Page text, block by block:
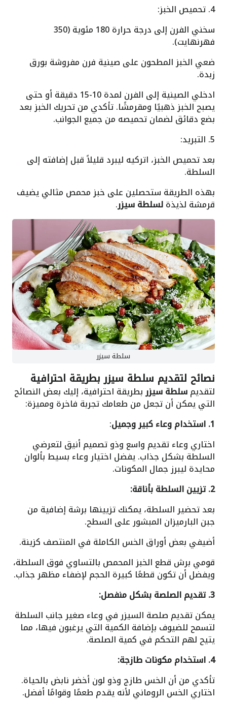
4. تحميص الخبز:
سخني الفرن إلى درجة حرارة 180 مئوية (350
فهرنهايت).
ضعي الخبز المطحون على صينية فرن مفروشة بورق
زبدة.
ادخلي الصينية إلى الفرن لمدة 10-15 دقيقة أو حتى
يصبح الخبز ذهبيًا ومقرمشًا. تأكدي من تحريك الخبز بعد
بضع دقائق لضمان تحميصه من جميع الجوانب.
5. التبريد:
بعد تحميص الخبز، اتركيه ليبرد قليلاً قبل إضافته إلى
السلطة.
بهذه الطريقة ستحصلين على خبز محمص مثالي يضيف
قرمشة لذيذةلسلطة سيزر.
سلطة سيزر
نصائح لتقديم سلطة سيزر بطريقة احترافية
لتقديمسلطة سيزربطريقة احترافية، إليك بعض النصائح
التي يمكن أن تجعل من طعامك تجربة فاخرة ومميزة:
1. استخدام وعاء كبير وجميل
:
اختاري وعاء تقديم واسع وذو تصميم أنيق لتعرضي
السلطة بشكل جذاب. يفضل اختيار وعاء بسيط بألوان
محايدة ليبرز جمال المكونات.
2. تزيين السلطة بأناقة:
بعد تحضير السلطة، يمكنك تزيينها برشة إضافية من
جبن البارميزان المبشور على السطح.
أضيفي بعض أوراق الخس الكاملة في المنتصف كزينة.
قومي برش قطع الخبز المحمص بالتساوي فوق السلطة،
ويفضل أن تكون قطعًا كبيرة الحجم لإضفاء مظهر جذاب.
3. تقديم الصلصة بشكل منفصل:
يمكن تقديم صلصة السيزر في وعاء صغير جانب السلطة
لتسمح للضيوف بإضافة الكمية التي يرغبون فيها، مما
يتيح لهم التحكم في كمية الصلصة.
4. استخدام مكونات طازجة:
تأكدي من أن الخس طازج وذو لون أخضر نابض بالحياة.
اختاري الخس الروماني لأنه يقدم طعمًا وقوامًا أفضل.